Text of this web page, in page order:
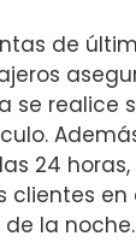
de
se realice
24 horas,
clientes
la noche.